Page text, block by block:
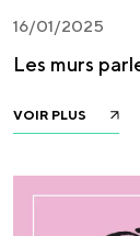
16/01/2025
Les murs
VOIR PLUS